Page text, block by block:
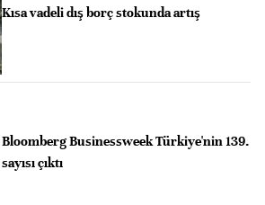
Kısa vadeli dış borç stokunda artış
Bloomberg Businessweek Türkiye'nin 139.
sayısı çıktı